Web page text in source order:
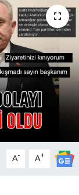
A- A+